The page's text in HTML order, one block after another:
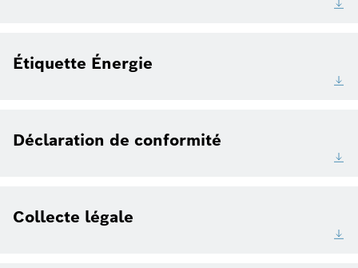
Étiquette Énergie
Déclaration de conformité
Collecte légale